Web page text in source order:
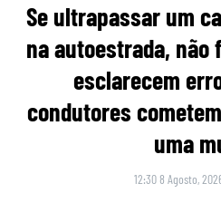
Se ultrapassar um
na autoestrada, não
esclarecem
condutores
uma
12:30 8 Agosto,